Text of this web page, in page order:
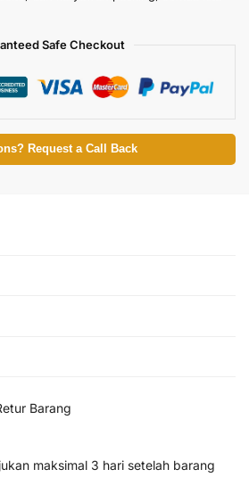
Safe Checkout
Request a Call Back
Barang
maksimal 3 hari setelah barang